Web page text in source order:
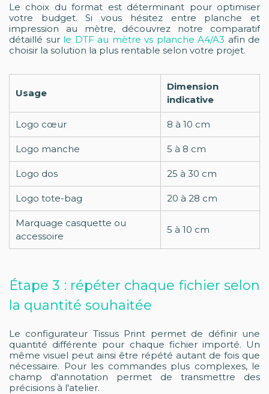
Le choix du format est déterminant pour optimiser
votre budget. Si vous hésitez entre planche et
impression au mètre, découvrez notre comparatif
détaillé sur le DTF au mètre vs planche A4/A3 afin de
choisir la solution la plus rentable selon votre projet.
Usage
Dimension
indicative
Logo cœur 8 à 10 cm
Logo manche 5 à 8 cm
Logo dos 25 à 30 cm
Logo tote-bag 20 à 28 cm
Marquage casquette ou
accessoire
5 à 10 cm
Étape 3 : répéter chaque fichier selon
la quantité souhaitée
Le configurateur Tissus Print permet de définir une
quantité différente pour chaque fichier importé. Un
même visuel peut ainsi être répété autant de fois que
nécessaire. Pour les commandes plus complexes, le
champ d'annotation permet de transmettre des
précisions à l'atelier.